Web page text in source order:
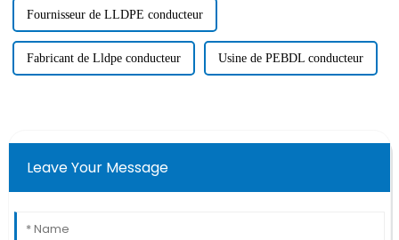
Fournisseur de LLDPE conducteur
Fabricant de Lldpe conducteur Usine de PEBDL conducteur
Leave Your Message